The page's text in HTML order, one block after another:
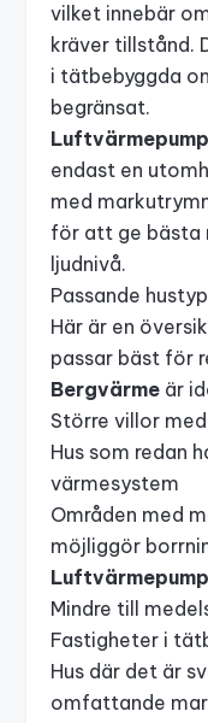
vilket innebär
kräver tillstånd.
i tätbebyggda
begränsat.
endast en
med
för att ge bästa
ljudnivå.
Passande
Här är en
passar bäst för
Bergvärme är
Större villor
Hus som redan
värmesystem
Områden med
möjliggör
Mindre till
Fastigheter i
Hus där det är
omfattande